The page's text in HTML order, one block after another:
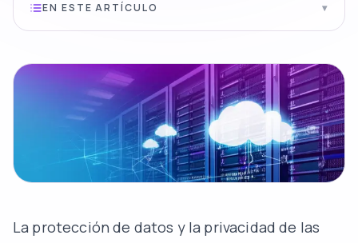
EN ESTE ARTÍCULO ▾
La protección de datos y la privacidad de las